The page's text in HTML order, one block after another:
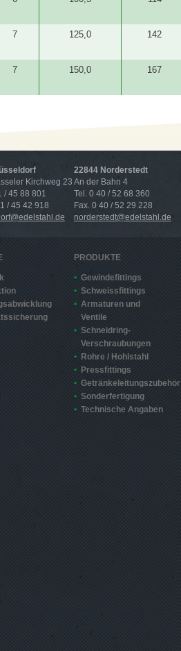
7 125,0 142
7 150,0 167
Kirchweg 23
/ 45 88 801
/ 45 42 918
22844 Norderstedt
An der Bahn 4
Tel. 0 40 / 52 68 360
Fax. 0 40 / 52 29 228
norderstedt@edelstahl.de
PRODUKTE
Gewindefittings
Schweissfittings
Armaturen und
Ventile
Schneidring-
Verschraubungen
Rohre / Hohlstahl
Pressfittings
Getränkeleitungszubehör
Sonderfertigung
Technische Angaben